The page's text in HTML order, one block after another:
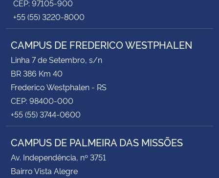
CEP: 97105-900
+55 (55) 3220-8000
CAMPUS DE FREDERICO WESTPHALEN
Linha 7 de Setembro, s/n
BR 386 Km 40
Frederico Westphalen - RS
CEP: 98400-000
+55 (55) 3744-0600
CAMPUS DE PALMEIRA DAS MISSÕES
Av. Independência, nº 3751
Bairro Vista Alegre